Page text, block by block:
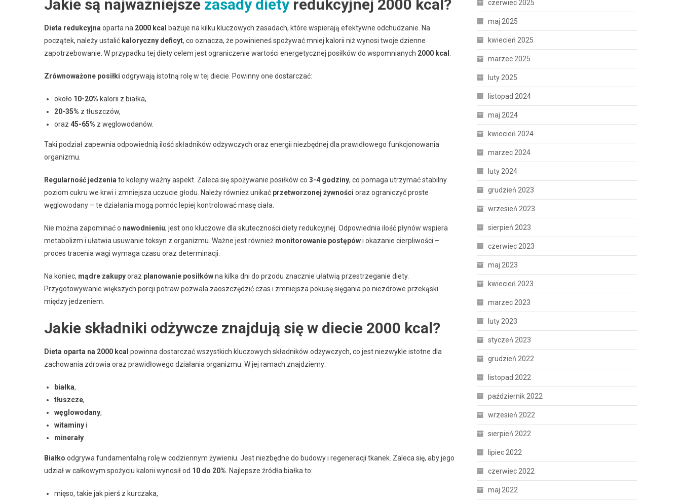
Jakie są najważniejsze zasady dietyredukcyjnej 2000 kcal?
Dieta redukcyjna oparta na 2000 kcal
bazuje na kilku kluczowych zasadach, które wspierają efektywne odchudzanie. Na
początek, należy ustalić kaloryczny deficyt, co oznacza, że powinieneś spożywać mniej kalorii niż wynosi twoje dzienne
zapotrzebowanie. W przypadku tej diety celem jest ograniczenie wartości energetycznej posiłków do wspomnianych 2000 kcal
Zrównoważone posiłki odgrywają istotną rolę w tej diecie. Powinny one dostarczać:
około 10-20% kalorii z białka,
20-35% z tłuszczów,
oraz 45-65% z węglowodanów.
Taki podział zapewnia odpowiednią ilość składników odżywczych oraz energii niezbędnej dla prawidłowego funkcjonowania
organizmu.
Regularność jedzenia to kolejny ważny aspekt. Zaleca się spożywanie posiłków co 3-4 godziny, co pomaga utrzymać stabilny
poziom cukru we krwi i zmniejsza uczucie głodu. Należy również unikać przetworzonej żywności oraz ograniczyć proste
węglowodany – te działania mogą pomóc lepiej kontrolować masę ciała.
Nie można zapominać o nawodnieniu; jest ono kluczowe dla skuteczności diety redukcyjnej. Odpowiednia ilość płynów wspiera
metabolizm i ułatwia usuwanie toksyn z organizmu. Ważne jest również monitorowanie postępówi okazanie cierpliwości –
proces tracenia wagi wymaga czasu oraz determinacji.
Na koniec, mądre zakupyoraz planowanie posiłkówna kilka dni do przodu znacznie ułatwią przestrzeganie diety.
Przygotowywanie większych porcji potraw pozwala zaoszczędzić czas i zmniejsza pokusę sięgania po niezdrowe przekąski
między jedzeniem.
Jakie składniki odżywcze znajdują się w diecie 2000 kcal?
Dieta oparta na 2000 kcal powinna dostarczać wszystkich kluczowych składników odżywczych, co jest niezwykle istotne dla
zachowania zdrowia oraz prawidłowego działania organizmu. W jej ramach znajdziemy:
białka,
tłuszcze,
węglowodany,
witaminyi
minerały
Białko odgrywa fundamentalną rolę w codziennym żywieniu. Jest niezbędne do budowy i regeneracji tkanek. Zaleca się, aby jego
udział w całkowym spożyciu kalorii wynosił od 10 do 20% . Najlepsze źródła białka to:
mięso, takie jak pierś z kurczaka,
czerwiec 2025
maj 2025
kwiecień 2025
marzec 2025
luty 2025
listopad 2024
maj 2024
kwiecień 2024
marzec 2024
luty 2024
grudzień 2023
wrzesień 2023
sierpień 2023
czerwiec 2023
maj 2023
kwiecień 2023
marzec 2023
luty 2023
styczeń 2023
grudzień 2022
listopad 2022
październik 2022
wrzesień 2022
sierpień 2022
lipiec 2022
czerwiec 2022
maj 2022